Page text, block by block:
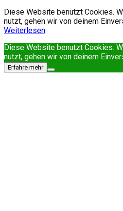
Diese Website benutzt Cookies.
nutzt, gehen wir von deinem
Weiterlesen
Diese Website benutzt Cookies.
nutzt, gehen wir von deinem
Erfahre mehr